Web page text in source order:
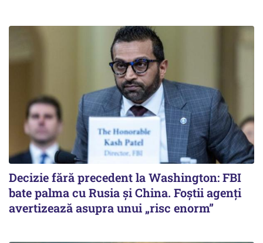
Decizie fără precedent la Washington: FBI
bate palma cu Rusia și China. Foștii agenți
avertizează asupra unui „risc enorm”